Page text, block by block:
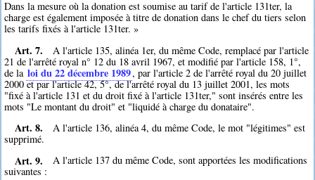
Dans la mesure où la donation est soumise au tarif de l'article 131ter, la
charge est également imposée à titre de donation dans le chef du tiers selon
les tarifs fixés à l'article 131ter. »
Art. 7.
A l'article 135, alinéa 1er, du même Code, remplacé par l'article
21 de l'arrêté royal n° 12 du 18 avril 1967, et modifié par l'article 158, 1°,
de la loi du 22 décembre 1989, par l'article 2 de l'arrêté royal du 20 juillet
2000 et par l'article 42, 5°, de l'arrêté royal du 13 juillet 2001, les mots
"fixé à l'article 131 et du droit fixé à l'article 131ter," sont insérés entre les
mots "Le montant du droit" et "liquidé à charge du donataire".
Art. 8.
A l'article 136, alinéa 4, du même Code, le mot "légitimes" est
supprimé.
Art. 9.
A l'article 137 du même Code, sont apportées les modifications
suivantes :